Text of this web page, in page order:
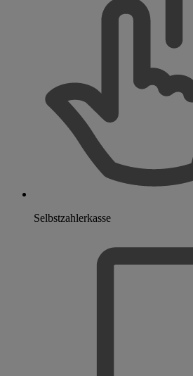
Selbstzahlerkasse